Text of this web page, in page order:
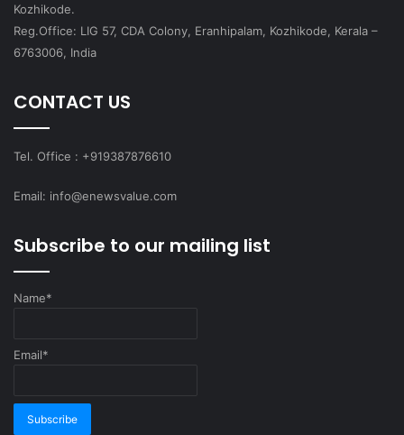
Kozhikode.
Reg.Office: LIG 57, CDA Colony, Eranhipalam, Kozhikode, Kerala –
6763006, India
CONTACT US
Tel. Office : +919387876610
Email: info@enewsvalue.com
Subscribe to our mailing list
Name*
Email*